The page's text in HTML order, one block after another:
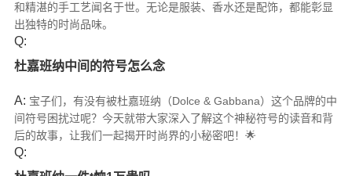
和精湛的手工艺闻名于世。无论是服装、香水还是配饰，都能彰显
出独特的时尚品味。
Q:
杜嘉班纳中间的符号怎么念
A: 宝子们，有没有被杜嘉班纳（Dolce & Gabbana）这个品牌的中
间符号困扰过呢？今天就带大家深入了解这个神秘符号的读音和背
后的故事，让我们一起揭开时尚界的小秘密吧！🌟
Q: